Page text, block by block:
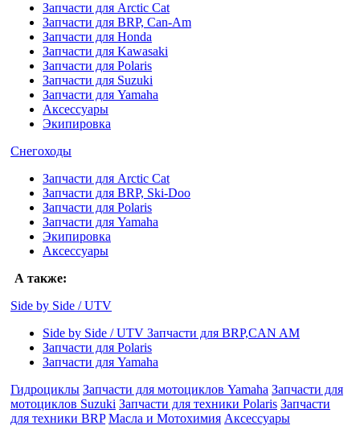
Запчасти для Arctic Cat
Запчасти для BRP, Can-Am
Запчасти для Honda
Запчасти для Kawasaki
Запчасти для Polaris
Запчасти для Suzuki
Запчасти для Yamaha
Аксессуары
Экипировка
Снегоходы
Запчасти для Arctic Cat
Запчасти для BRP, Ski-Doo
Запчасти для Polaris
Запчасти для Yamaha
Экипировка
Аксессуары
А также:
Side by Side / UTV
Side by Side / UTV Запчасти для BRP,CAN AM
Запчасти для Polaris
Запчасти для Yamaha
Гидроциклы Запчасти для мотоциклов Yamaha Запчасти для
мотоциклов Suzuki Запчасти для техники Polaris Запчасти
для техники BRP Масла и Мотохимия Аксессуары